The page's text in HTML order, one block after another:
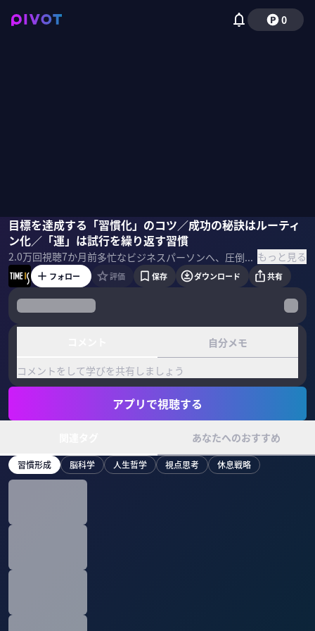
0
目標を達成する「習慣化」のコツ／成功の秘訣はルーティ
ン化／「運」は試行を繰り返す習慣
2.0万回視聴7か月前 多忙なビジネスパーソンへ、圧倒的な成果を上げている著名人が時間術のヒントを提供する「TIME IS」。今回は、明治大学教授の堀田秀吾氏に「目標を達成する習慣化のコツ」を聞いた。 ＜出演者＞ 堀田秀吾｜明治大学 教授 ＜参考書籍＞ 『科学的に証明された すごい習慣大百科』 もっと見る
堀田秀吾
フォロー 評価 保存 ダウンロード 共有
自分メモ
コメントをして学びを共有しましょう
アプリで視聴する
あなたへのおすすめ
習慣形成 脳科学 人生哲学 視点思考 休息戦略